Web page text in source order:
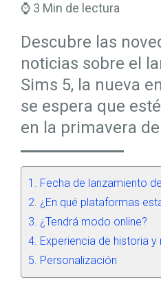
⌚ 3 Min de lectura
Descubre las
noticias sobre el
Sims 5, la nueva
se espera que
en la primavera
Fecha de lanzamiento
¿En qué plataformas
¿Tendrá modo online?
Experiencia de historia y
Personalización